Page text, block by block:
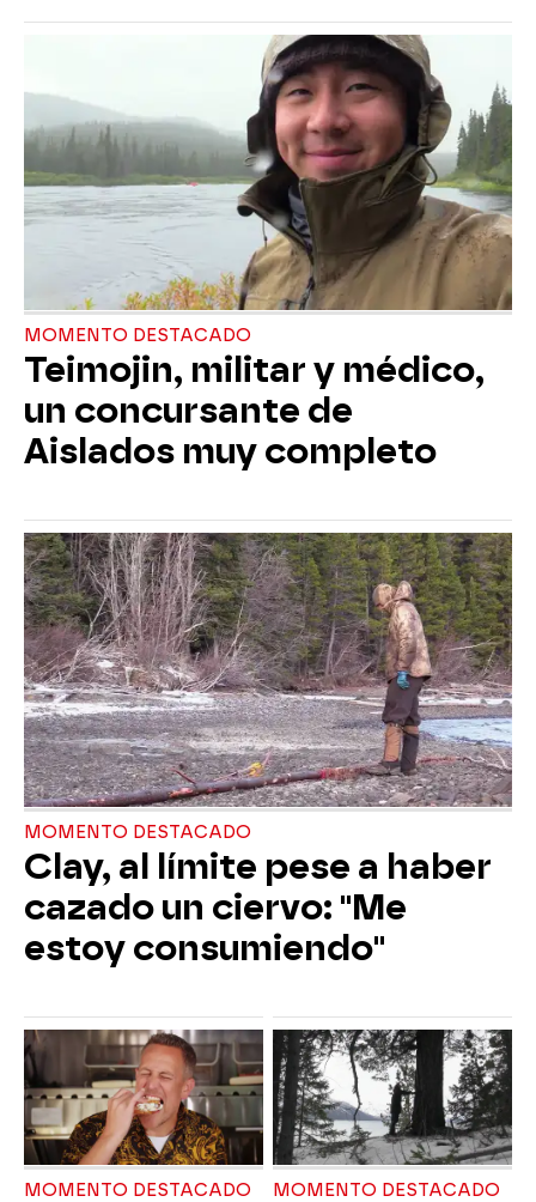
MOMENTO DESTACADO
Teimojin, militar y médico,
un concursante de
Aislados muy completo
MOMENTO DESTACADO
Clay, al límite pese a haber
cazado un ciervo: "Me
estoy consumiendo"
MOMENTO DESTACADO MOMENTO DESTACADO